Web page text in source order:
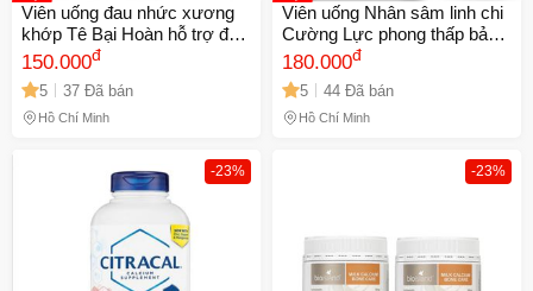
Viên uống đau nhức xương
khớp Tê Bại Hoàn hỗ trợ đau
lưng viêm nhức xương khớp,
gai cột sống, thoái hoá khớp -
Thực phẩm chức năng 40
viên - Mã 1502
150.000đ
5 37 Đã bán
Hồ Chí Minh
Viên uống Nhân sâm linh chi
Cường Lực phong thấp bảo -
Ginseng Ganoderma Feng
Shi Bao - Hỗ Trợ Đau Nhức
Xương Khớp, Giảm Đau
Lưng, Phong Thấp, 30 Viên,
180.000đ
5 44 Đã bán
Hồ Chí Minh
-23% -23%